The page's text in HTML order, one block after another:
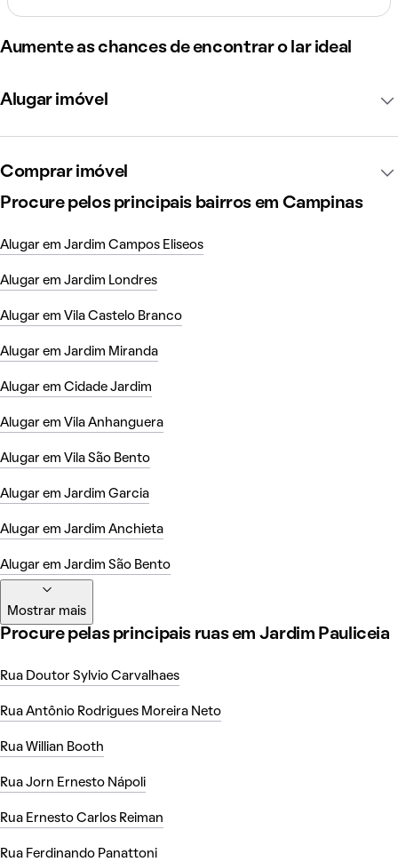
Aumente as chances de encontrar o lar ideal
Alugar imóvel
Comprar imóvel
Procure pelos principais bairros em Campinas
Alugar em Jardim Campos Eliseos
Alugar em Jardim Londres
Alugar em Vila Castelo Branco
Alugar em Jardim Miranda
Alugar em Cidade Jardim
Alugar em Vila Anhanguera
Alugar em Vila São Bento
Alugar em Jardim Garcia
Alugar em Jardim Anchieta
Alugar em Jardim São Bento
Mostrar mais
Procure pelas principais ruas em Jardim Pauliceia
Rua Doutor Sylvio Carvalhaes
Rua Antônio Rodrigues Moreira Neto
Rua Willian Booth
Rua Jorn Ernesto Nápoli
Rua Ernesto Carlos Reiman
Rua Ferdinando Panattoni